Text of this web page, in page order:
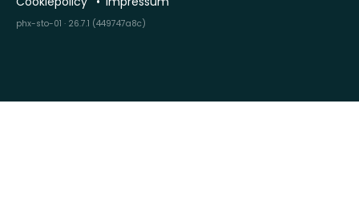
phx-sto-01 · 26.7.1 (449747a8c)